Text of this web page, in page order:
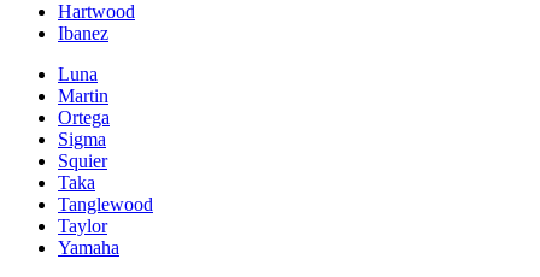
Hartwood
Ibanez
Luna
Martin
Ortega
Sigma
Squier
Taka
Tanglewood
Taylor
Yamaha